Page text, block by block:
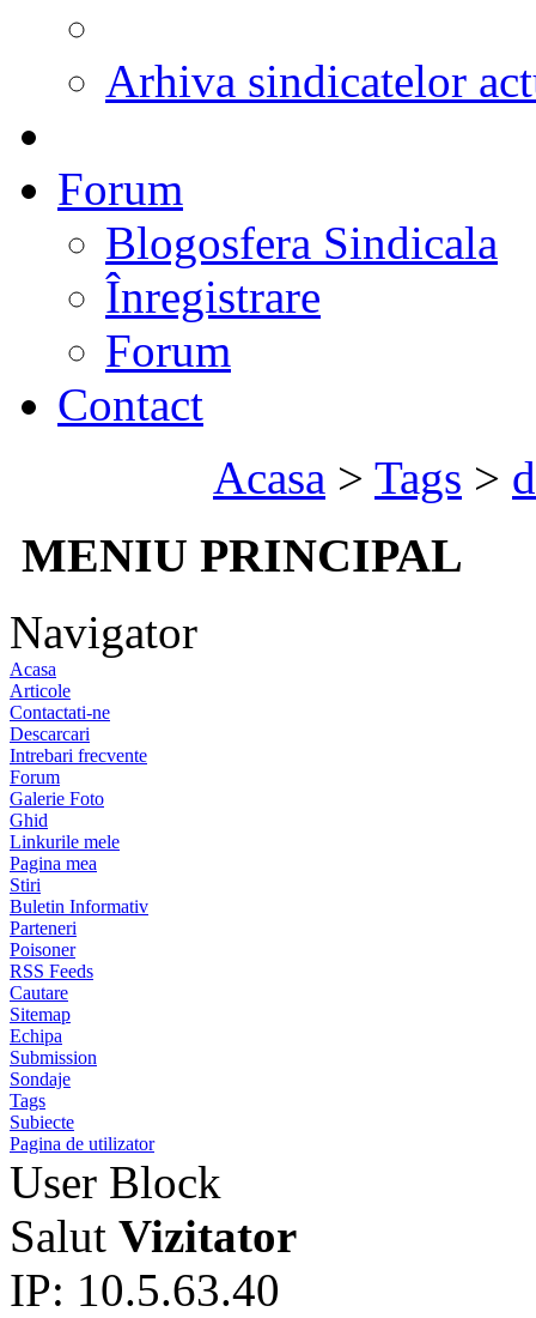
Arhiva sindicatelor
Forum
Blogosfera Sindicala
Înregistrare
Forum
Contact
Acasa > Tags >
MENIU PRINCIPAL
Navigator
Acasa
Articole
Contactati-ne
Descarcari
Intrebari frecvente
Forum
Galerie Foto
Ghid
Linkurile mele
Pagina mea
Stiri
Buletin Informativ
Parteneri
Poisoner
RSS Feeds
Cautare
Sitemap
Echipa
Submission
Sondaje
Tags
Subiecte
Pagina de utilizator
User Block
Salut Vizitator
IP: 10.5.63.40